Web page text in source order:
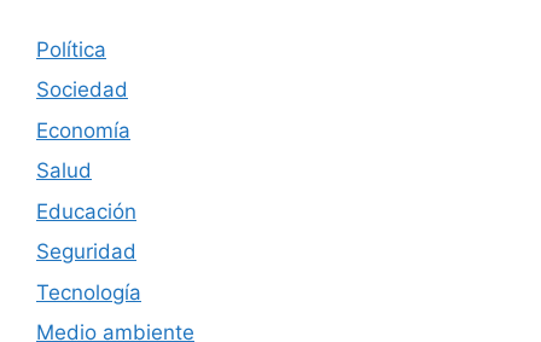
Política
Sociedad
Economía
Salud
Educación
Seguridad
Tecnología
Medio ambiente